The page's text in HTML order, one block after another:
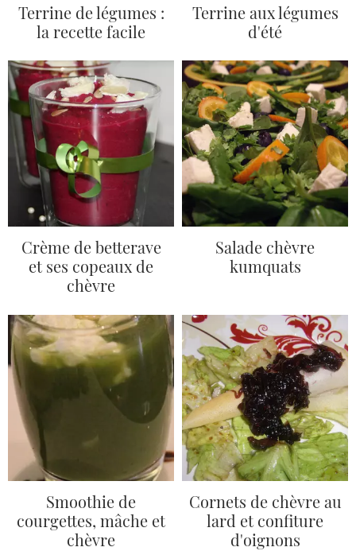
Terrine de légumes :
la recette facile
Terrine aux légumes
d'été
Crème de betterave
et ses copeaux de
chèvre
Salade chèvre
kumquats
Smoothie de
courgettes, mâche et
chèvre
Cornets de chèvre au
lard et confiture
d'oignons